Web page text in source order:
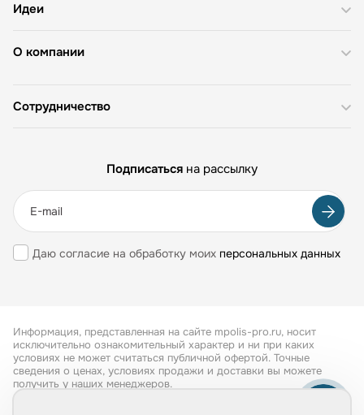
О компании
Идеи
Сотрудничество
Подписаться на рассылку
Даю согласие на обработку моих персональных данных
Информация, представленная на сайте mpolis-pro.ru, носит
исключительно ознакомительный характер и ни при каких
условиях не может считаться публичной офертой. Точные
сведения о ценах, условиях продажи и доставки вы можете
получить у наших менеджеров.